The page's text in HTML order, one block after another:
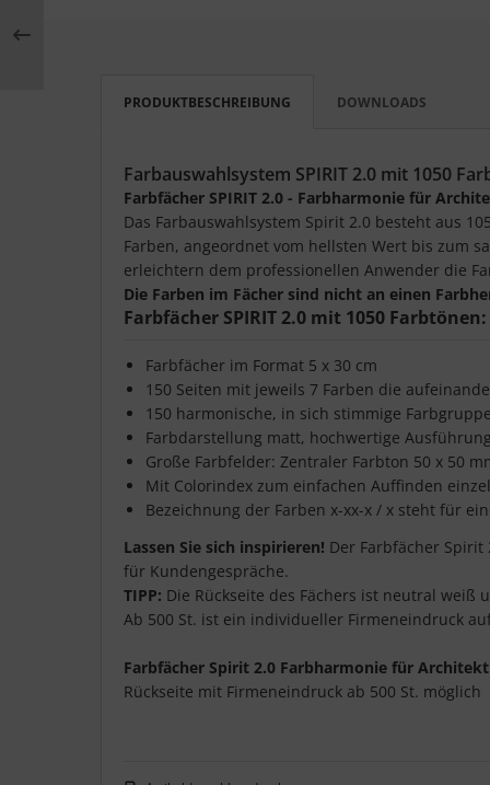
PRODUKTBESCHREIBUNG DOWNLOADS
Farbauswahlsystem SPIRIT 2.0 mit 1050
Farbfächer SPIRIT 2.0 - Farbharmonie für
Das Farbauswahlsystem Spirit 2.0 besteht aus
Farben, angeordnet vom hellsten Wert bis zum
erleichtern dem professionellen Anwender die
Die Farben im Fächer sind nicht an einen
Farbfächer SPIRIT 2.0 mit 1050 Farbtönen:
Farbfächer im Format 5 x 30 cm
150 Seiten mit jeweils 7 Farben die
150 harmonische, in sich stimmige
Farbdarstellung matt, hochwertige
Große Farbfelder: Zentraler Farbton 50 x 50
Mit Colorindex zum einfachen Auffinden
Bezeichnung der Farben x-xx-x / x steht für
Lassen Sie sich inspirieren! Der Farbfächer
für Kundengespräche.
TIPP: Die Rückseite des Fächers ist neutral
Ab 500 St. ist ein individueller Firmeneindruck
Farbfächer Spirit 2.0 Farbharmonie für
Rückseite mit Firmeneindruck ab 500 St. möglich